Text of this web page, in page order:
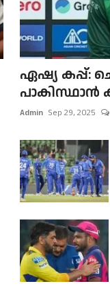
ഏഷ്യ കപ്പ്:
പാകിസ്ഥാൻ
Admin Sep 29, 2025